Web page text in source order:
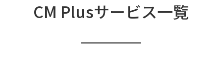
CM Plusサービス一覧